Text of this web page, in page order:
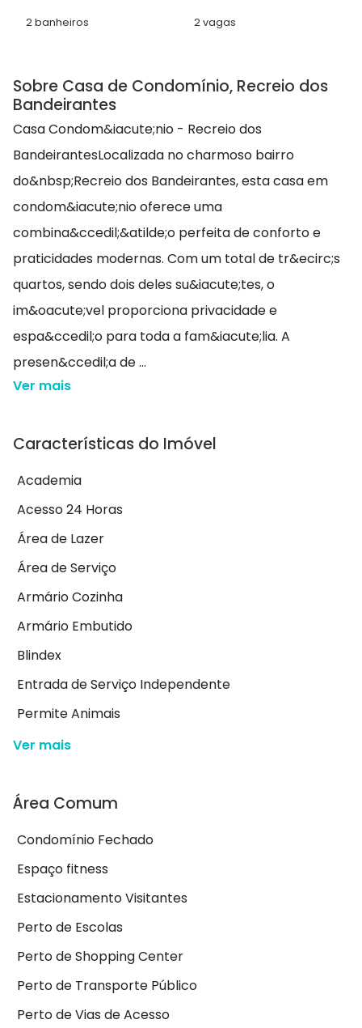
2 banheiros 2 vagas
Sobre Casa de Condomínio, Recreio dos
Bandeirantes
Casa Condom&iacute;nio - Recreio dos
BandeirantesLocalizada no charmoso bairro
do&nbsp;Recreio dos Bandeirantes, esta casa em
condom&iacute;nio oferece uma
combina&ccedil;&atilde;o perfeita de conforto e
praticidades modernas. Com um total de tr&ecirc;s
quartos, sendo dois deles su&iacute;tes, o
im&oacute;vel proporciona privacidade e
espa&ccedil;o para toda a fam&iacute;lia. A
presen&ccedil;a de ...
Ver mais
Características do Imóvel
Academia
Acesso 24 Horas
Área de Lazer
Área de Serviço
Armário Cozinha
Armário Embutido
Blindex
Entrada de Serviço Independente
Permite Animais
Ver mais
Área Comum
Condomínio Fechado
Espaço fitness
Estacionamento Visitantes
Perto de Escolas
Perto de Shopping Center
Perto de Transporte Público
Perto de Vias de Acesso